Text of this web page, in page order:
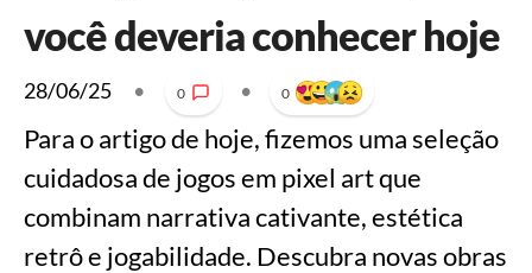
você deveria conhecer hoje
28/06/25 • 0 • 0
Para o artigo de hoje, fizemos uma seleção
cuidadosa de jogos em pixel art que
combinam narrativa cativante, estética
retrô e jogabilidade. Descubra novas obras